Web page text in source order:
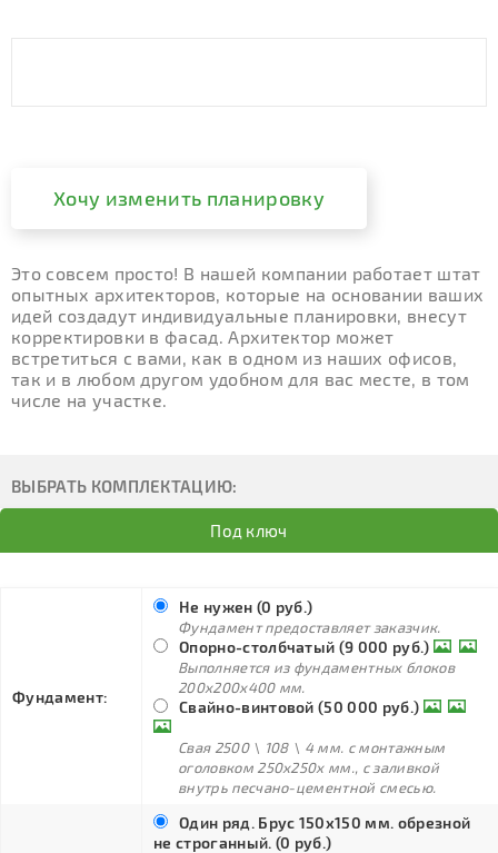
Хочу изменить планировку
Это совсем просто! В нашей компании работает штат
опытных архитекторов, которые на основании ваших
идей создадут индивидуальные планировки, внесут
корректировки в фасад. Архитектор может
встретиться с вами, как в одном из наших офисов,
так и в любом другом удобном для вас месте, в том
числе на участке.
ВЫБРАТЬ КОМПЛЕКТАЦИЮ:
Под ключ
Фундамент:
Не нужен (0 руб.)
Фундамент предоставляет заказчик.
Опорно-столбчатый (9 000 руб.)
Выполняется из фундаментных блоков
200х200х400 мм.
Свайно-винтовой (50 000 руб.)
Свая 2500 \ 108 \ 4 мм. с монтажным
оголовком 250х250х мм., с заливкой
внутрь песчано-цементной смесью.
Один ряд. Брус 150х150 мм. обрезной
не строганный. (0 руб.)